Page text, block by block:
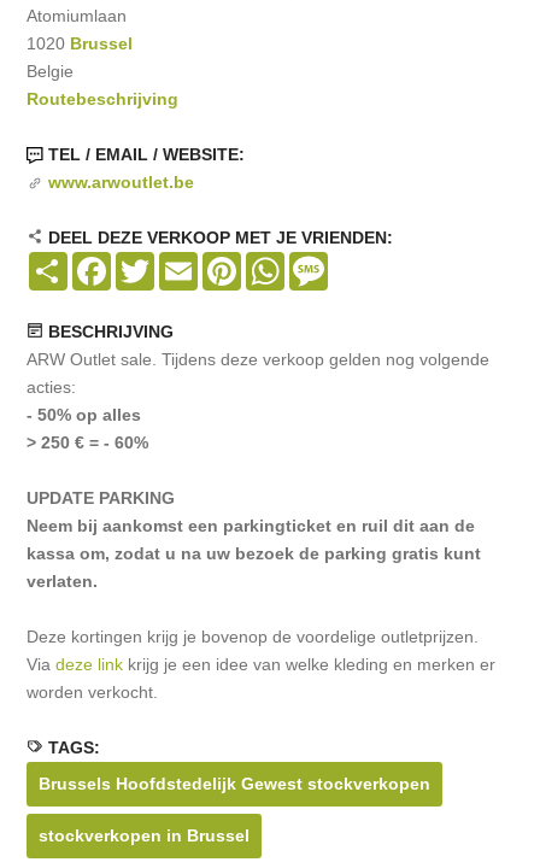
Atomiumlaan
1020 Brussel
Belgie
Routebeschrijving
TEL / EMAIL / WEBSITE:
www.arwoutlet.be
DEEL DEZE VERKOOP MET JE VRIENDEN:
Share Facebook
TwitterEmail PinterestWhatsApp
BESCHRIJVING
ARW Outlet sale. Tijdens deze verkoop gelden nog volgende
acties:
- 50% op alles
> 250 € = - 60%
UPDATE PARKING
Neem bij aankomst een parkingticket en ruil dit aan de
kassa om, zodat u na uw bezoek de parking gratis kunt
verlaten.
Deze kortingen krijg je bovenop de voordelige outletprijzen.
Viadeze link krijg je een idee van welke kleding en merken er
worden verkocht.
TAGS:
Brussels Hoofdstedelijk Gewest stockverkopen
stockverkopen in Brussel